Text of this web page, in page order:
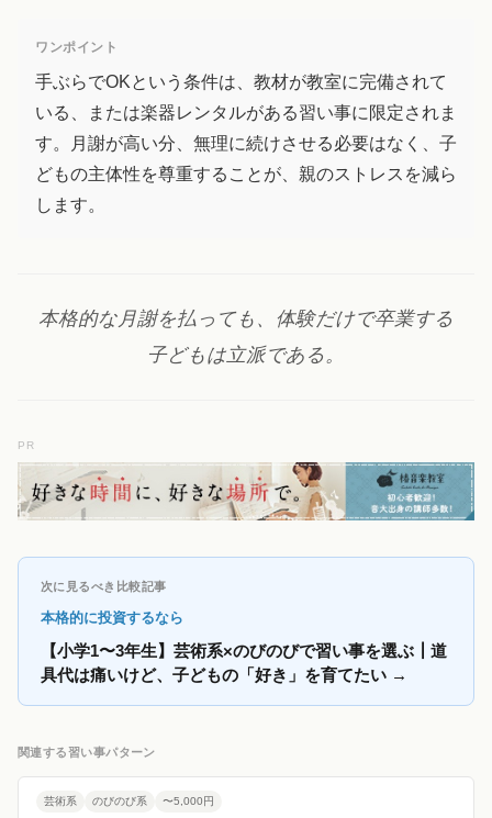
ワンポイント
手ぶらでOKという条件は、教材が教室に完備されて
いる、または楽器レンタルがある習い事に限定されま
す。月謝が高い分、無理に続けさせる必要はなく、子
どもの主体性を尊重することが、親のストレスを減ら
します。
本格的な月謝を払っても、体験だけで卒業する
子どもは立派である。
PR
次に見るべき比較記事
本格的に投資するなら
【小学1〜3年生】芸術系×のびのびで習い事を選ぶ┃道
具代は痛いけど、子どもの「好き」を育てたい →
関連する習い事パターン
芸術系 のびのび系 〜5,000円